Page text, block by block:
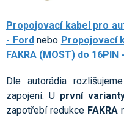
Propojovací kabel pro
- Fordnebo Propojovací
FAKRA (MOST) do 16PIN
Dle autorádia
zapojení. U první
zapotřebí redukce FAKRA